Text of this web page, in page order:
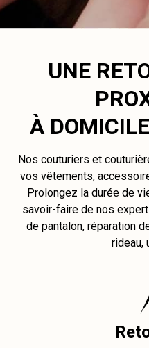
UNE
À
Nos couturiers et
vos vêtements,
Prolongez la durée de
savoir-faire de nos
de pantalon, réparation
rideau,